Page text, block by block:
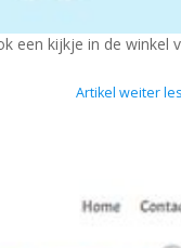
een kijkje in de winkel
Artikel weiter